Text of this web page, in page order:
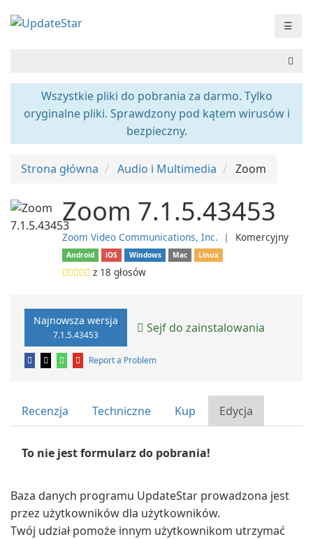
☰
Wszystkie pliki do pobrania za darmo. Tylko
oryginalne pliki. Sprawdzony pod kątem wirusów i
bezpieczny.
Strona główna Audio i Multimedia Zoom
Zoom 7.1.5.43453
Zoom Video Communications, Inc. ❘ Komercyjny
Android iOS Windows Mac Linux
z 18 głosów
Najnowsza wersja
7.1.5.43453 Sejf do zainstalowania
Report a Problem
Recenzja Techniczne Kup Edycja
To nie jest formularz do pobrania!
Baza danych programu UpdateStar prowadzona jest
przez użytkowników dla użytkowników.
Twój udział pomoże innym użytkownikom utrzymać